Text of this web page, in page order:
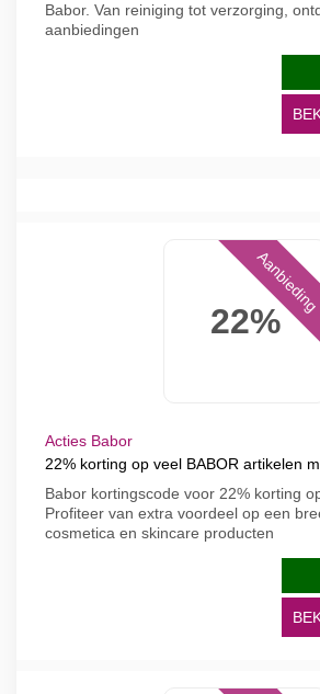
Babor. Van reiniging tot verzorging,
aanbiedingen
22%
Acties Babor
22% korting op veel BABOR artikelen
Babor kortingscode voor 22% korting
Profiteer van extra voordeel op een
cosmetica en skincare producten